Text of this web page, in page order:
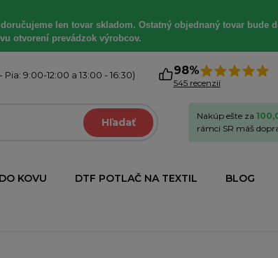
len tovar skladom. Ostatný objednaný tovar bude
otvorení prevádzok výrobcov.
Pia: 9:00-12:00 a 13:00 - 16:30) 98%
545 recenzií
Hľadať
Nakúp ešte za
rámci SR máš
KOVU DTF POTLAČ NA TEXTIL BLOG